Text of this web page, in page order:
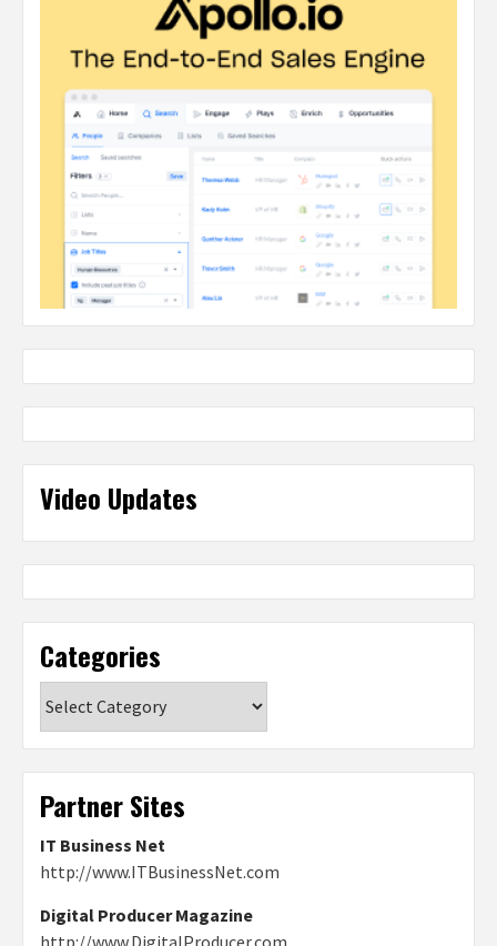
Video Updates
Categories
Partner Sites
IT Business Net
http://www.ITBusinessNet.com
Digital Producer Magazine
http://www.DigitalProducer.com